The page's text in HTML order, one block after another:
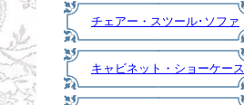
チェアー・スツール･ソファ
キャビネット・ショーケース